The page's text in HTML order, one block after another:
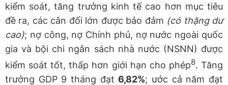
kiểm soát, tăng trưởng kinh tế cao hơn mục tiêu
đề ra, các cân đối lớn được bảo đảm (có thặng dư
cao); nợ công, nợ Chính phủ, nợ nước ngoài quốc
gia và bội chi ngân sách nhà nước (NSNN) được
kiểm soát tốt, thấp hơn giới hạn cho phép8. Tăng
trưởng GDP 9 tháng đạt6,82%; ước cả năm đạt